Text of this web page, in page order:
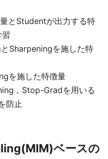
とStudentが出力する特
Sharpeningを施した特
を施した特徴量
，Stop-Gradを用いる
防止
ベースの